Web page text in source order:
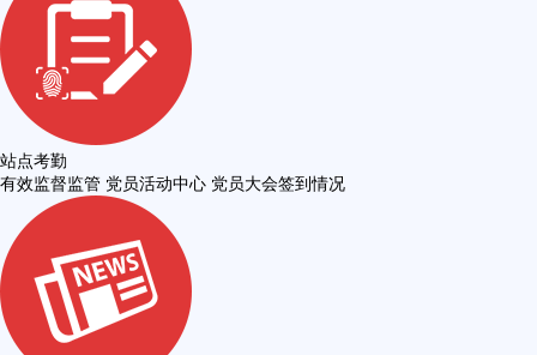
站点考勤
有效监督监管 党员活动中心 党员大会签到情况